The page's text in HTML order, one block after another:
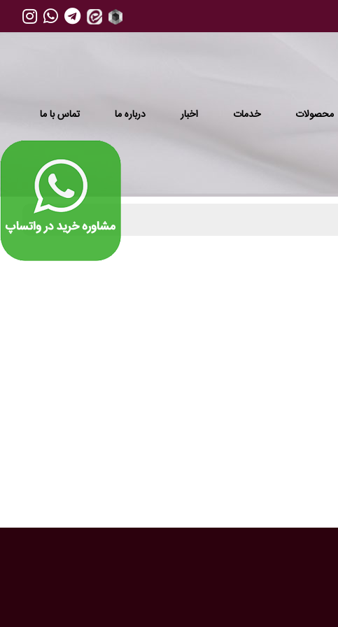
محصولات خدمات اخبار درباره ما تماس با ما